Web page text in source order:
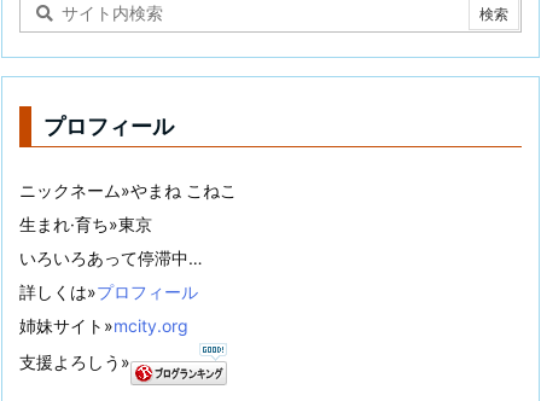
プロフィール
ニックネーム»やまね こねこ
生まれ·育ち»東京
いろいろあって停滞中…
詳しくは»プロフィール
姉妹サイト»mcity.org
支援よろしう»